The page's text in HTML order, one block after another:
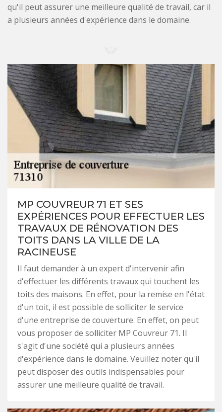
qu'il peut assurer une meilleure qualité de travail, car il
a plusieurs années d'expérience dans le domaine.
MP COUVREUR 71 ET SES
EXPÉRIENCES POUR EFFECTUER LES
TRAVAUX DE RÉNOVATION DES
TOITS DANS LA VILLE DE LA
RACINEUSE
Il faut demander à un expert d'intervenir afin
d'effectuer les différents travaux qui touchent les
toits des maisons. En effet, pour la remise en l'état
d'un toit, il est possible de solliciter le service
d'une entreprise de couverture. En effet, on peut
vous proposer de solliciter MP Couvreur 71. Il
s'agit d'une société qui a plusieurs années
d'expérience dans le domaine. Veuillez noter qu'il
peut disposer des outils indispensables pour
assurer une meilleure qualité de travail.